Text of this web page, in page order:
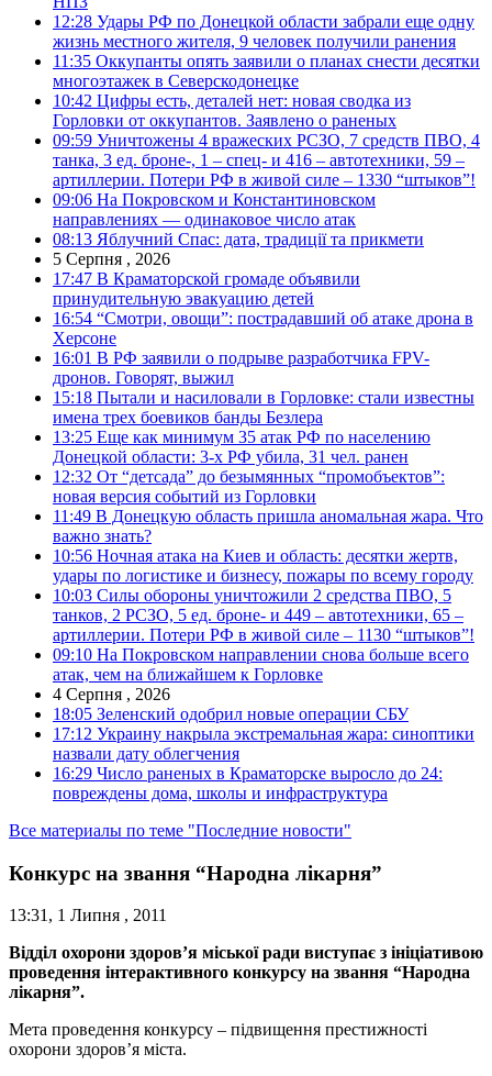
12:28 Удары РФ по Донецкой области забрали еще одну
жизнь местного жителя, 9 человек получили ранения
11:35 Оккупанты опять заявили о планах снести десятки
многоэтажек в Северскодонецке
10:42 Цифры есть, деталей нет: новая сводка из
Горловки от оккупантов. Заявлено о раненых
09:59 Уничтожены 4 вражеских РСЗО, 7 средств ПВО, 4
танка, 3 ед. броне-, 1 – спец- и 416 – автотехники, 59 –
артиллерии. Потери РФ в живой силе – 1330 “штыков”!
09:06 На Покровском и Константиновском
направлениях — одинаковое число атак
08:13 Яблучний Спас: дата, традиції та прикмети
5 Серпня , 2026
17:47 В Краматорской громаде объявили
принудительную эвакуацию детей
16:54 “Смотри, овощи”: пострадавший об атаке дрона в
Херсоне
16:01 В РФ заявили о подрыве разработчика FPV-
дронов. Говорят, выжил
15:18 Пытали и насиловали в Горловке: стали известны
имена трех боевиков банды Безлера
13:25 Еще как минимум 35 атак РФ по населению
Донецкой области: 3-х РФ убила, 31 чел. ранен
12:32 От “детсада” до безымянных “промобъектов”:
новая версия событий из Горловки
11:49 В Донецкую область пришла аномальная жара. Что
важно знать?
10:56 Ночная атака на Киев и область: десятки жертв,
удары по логистике и бизнесу, пожары по всему городу
10:03 Силы обороны уничтожили 2 средства ПВО, 5
танков, 2 РСЗО, 5 ед. броне- и 449 – автотехники, 65 –
артиллерии. Потери РФ в живой силе – 1130 “штыков”!
09:10 На Покровском направлении снова больше всего
атак, чем на ближайшем к Горловке
4 Серпня , 2026
18:05 Зеленский одобрил новые операции СБУ
17:12 Украину накрыла экстремальная жара: синоптики
назвали дату облегчения
16:29 Число раненых в Краматорске выросло до 24:
повреждены дома, школы и инфраструктура
Все материалы по теме "Последние новости"
Конкурс на звання “Народна лікарня”
13:31, 1 Липня , 2011
Відділ охорони здоров’я міської ради виступає з ініціативою
проведення інтерактивного конкурсу на звання “Народна
лікарня”.
Мета проведення конкурсу – підвищення престижності
охорони здоров’я міста.